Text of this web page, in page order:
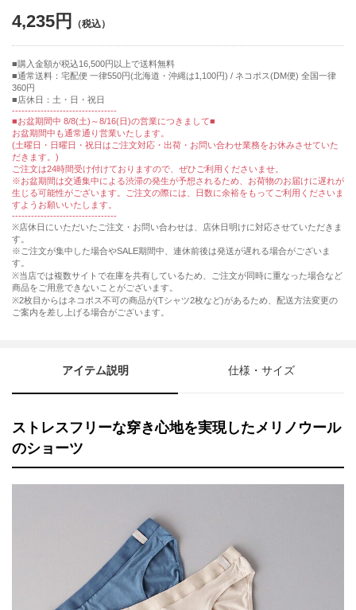
4,235円
購入金額が税込16,500円以上で送料無料
通常送料：宅配便 一律550円(北海道・沖縄は1,100円) / ネコポス(DM便) 全国一律
360円
■店休日：土・日・祝日
---------------------------------
■お盆期間中 8/8(土)～8/16(日)の営業につきまして■
お盆期間中も通常通り営業いたします。
(土曜日・日曜日・祝日はご注文対応・出荷・お問い合わせ業務をお休みさせていた
だきます。)
ご注文は24時間受け付けておりますので、ぜひご利用くださいませ。
※お盆期間は交通集中による渋滞の発生が予想されるため、お荷物のお届けに遅れが
生じる可能性がございます。ご注文の際には、日数に余裕をもってご利用くださいま
すようお願いいたします。
---------------------------------
※店休日にいただいたご注文・お問い合わせは、店休日明けに対応させていただきま
す。
※ご注文が集中した場合やSALE期間中、連休前後は発送が遅れる場合がございま
す。
※当店では複数サイトで在庫を共有しているため、ご注文が同時に重なった場合など
商品をご用意できないことがございます。
※2枚目からはネコポス不可の商品が(Tシャツ2枚など)があるため、配送方法変更の
ご案内を差し上げる場合がございます。
アイテム説明 仕様・サイズ
ストレスフリーな穿き心地を実現したメリノウール
のショーツ